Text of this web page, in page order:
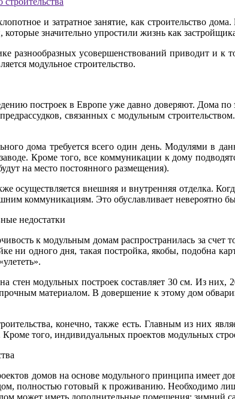
и затратное занятие, как строительство
которые значительно упростили жизнь как
разнообразных усовершенствований приводит и
модульное строительство.
построек в Европе уже давно доверяют. Дома
связанных с модульным
дома требуется всего один день. Модулями в
Кроме того, все коммуникации к дому
на место постоянного размещения).
осуществляется внешняя и внутренняя отделка.
коммуникациям. Это обуславливает невероятно
недостатки
к модульным домам распространилась за счет
ни одного дня, такая постройка, якобы, подобна
стен модульных построек составляет 30 см. Из них,
материалом. В довершение к этому дом
конечно, также есть. Главным из них
того, индивидуальных проектов модульных
домов на основе модульного принципа имеет
полностью готовый к проживанию. Необходимо
может иметь дополнительные помещения: зимний